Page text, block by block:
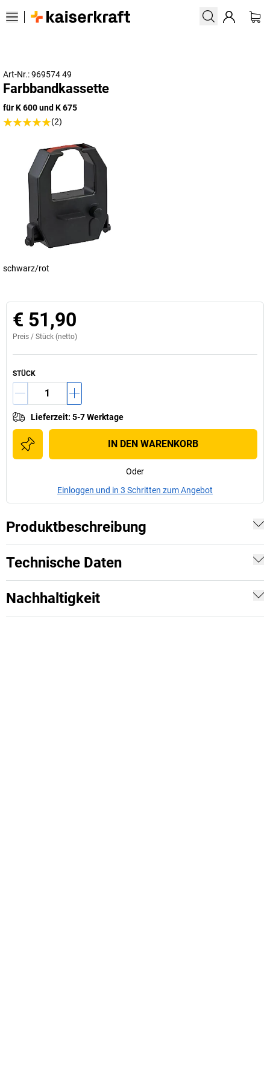
Art-Nr.: 969574 49
Farbbandkassette
für K 600 und K 675
(2)
schwarz/rot
€ 51,90
Preis / Stück (netto)
STÜCK
Lieferzeit: 5-7 Werktage
IN DEN WARENKORB
Oder
Einloggen und in 3 Schritten zum Angebot
Produktbeschreibung
Technische Daten
Nachhaltigkeit